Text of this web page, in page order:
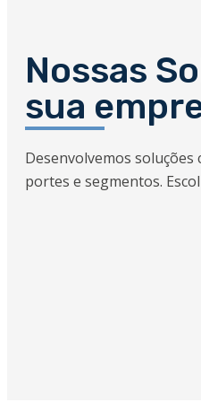
Nossas
sua
Desenvolvemos
portes e segmentos.